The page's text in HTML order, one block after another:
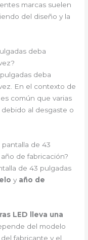
marcas suelen
del diseño y la
deba
deba
En el contexto de
, es común que varias
al desgaste o
de 43
de fabricación?
de 43 pulgadas
y año de
LED lleva una
del modelo
fabricante y el